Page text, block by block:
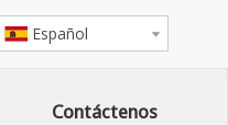
Español
Contáctenos